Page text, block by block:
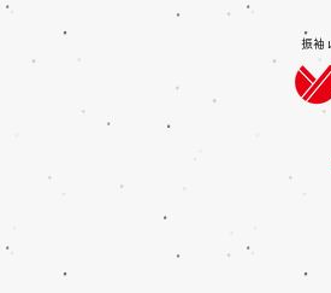
振袖